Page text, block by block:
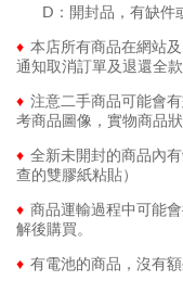
D：開封品，有缺件
♦ 本店所有商品在網站
通知取消訂單及退還全款
♦ 注意二手商品可能會
考商品圖像，實物商品
♦ 全新未開封的商品內
查的雙膠紙粘貼）
♦ 商品運輸過程中可能
解後購買。
♦ 有電池的商品，沒有